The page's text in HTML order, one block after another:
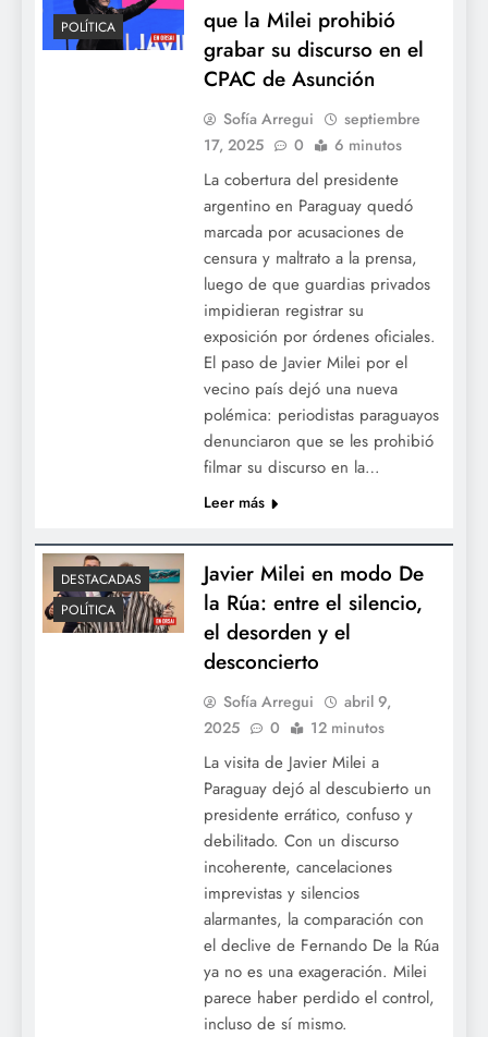
POLÍTICA
que la Milei prohibió
grabar su discurso en el
CPAC de Asunción
Sofía Arregui
septiembre
17, 2025
0 6 minutos
La cobertura del presidente
argentino en Paraguay quedó
marcada por acusaciones de
censura y maltrato a la prensa,
luego de que guardias privados
impidieran registrar su
exposición por órdenes oficiales.
El paso de Javier Milei por el
vecino país dejó una nueva
polémica: periodistas paraguayos
denunciaron que se les prohibió
filmar su discurso en la…
Leer más
DESTACADAS
POLÍTICA
Javier Milei en modo De
la Rúa: entre el silencio,
el desorden y el
desconcierto
Sofía Arregui
abril 9,
2025
0 12 minutos
La visita de Javier Milei a
Paraguay dejó al descubierto un
presidente errático, confuso y
debilitado. Con un discurso
incoherente, cancelaciones
imprevistas y silencios
alarmantes, la comparación con
el declive de Fernando De la Rúa
ya no es una exageración. Milei
parece haber perdido el control,
incluso de sí mismo.